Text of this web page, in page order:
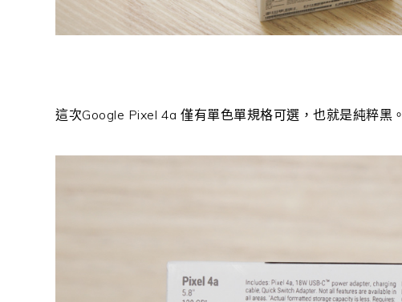
這次Google Pixel 4a 僅有單色單規格可選，也就是純粹黑。